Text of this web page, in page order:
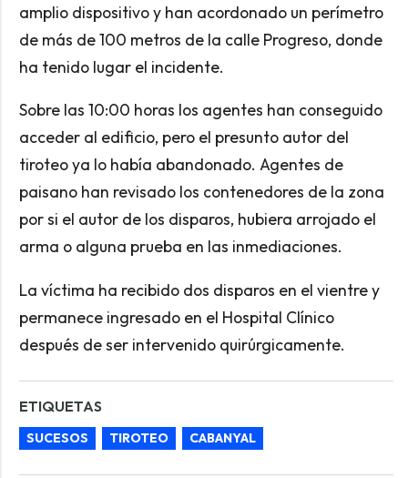
amplio dispositivo y han acordonado un perímetro
de más de 100 metros de la calle Progreso, donde
ha tenido lugar el incidente.
Sobre las 10:00 horas los agentes han conseguido
acceder al edificio, pero el presunto autor del
tiroteo ya lo había abandonado. Agentes de
paisano han revisado los contenedores de la zona
por si el autor de los disparos, hubiera arrojado el
arma o alguna prueba en las inmediaciones.
La víctima ha recibido dos disparos en el vientre y
permanece ingresado en el Hospital Clínico
después de ser intervenido quirúrgicamente.
ETIQUETAS
SUCESOS TIROTEO CABANYAL